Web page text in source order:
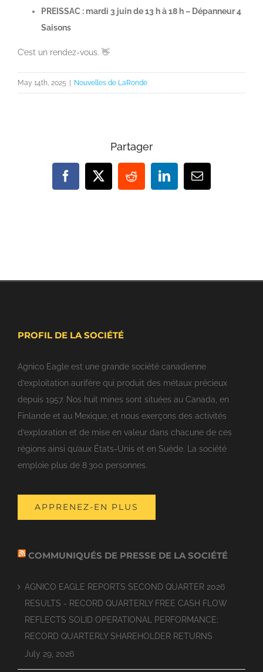
PREISSAC : mardi 3 juin de 13 h à 18 h – Dépanneur 4
Saisons
C’est un rendez-vous. 👋
May 14th, 2025 | Nouvelles de LaRonde
Partager
Facebook
X RedditLinkedInEmail
PROFIL DE LA SOCIÉTÉ
Agnico Eagle est une grande société canadienne
d’exploitation aurifère qui produit des métaux précieux
depuis 1957. Nos huit mines sont situées au Canada, en
Finlande et au Mexique, et nous exerçons des activités
d’exploration et de mise en valeur dans chacune de ces
régions ainsi qu’aux États-Unis et en Suède. La société
emploie plus de 8 300 personnes.
APPRENEZ-EN PLUS
COMMUNIQUÉS DE PRESSE DE LA SOCIÉTÉ
AGNICO EAGLE REPORTS SECOND QUARTER 2026
RESULTS - RECORD QUARTERLY FREE CASH FLOW
REFLECTS SOLID OPERATIONAL PERFORMANCE;
RECORD QUARTERLY SHAREHOLDER RETURNS
July 29, 2026